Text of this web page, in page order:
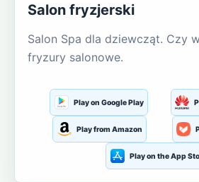
Salon fryzjerski
Salon Spa dla dziewcząt. Czy
fryzury salonowe.
Play on Google Play
Play from Amazon
Play on the App